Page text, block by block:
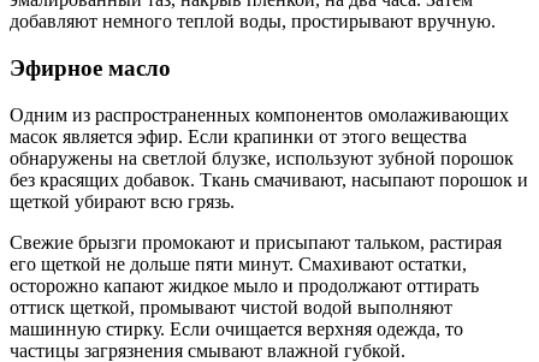
добавляют немного теплой воды, простирывают вручную.
Эфирное масло
Одним из распространенных компонентов омолаживающих
масок является эфир. Если крапинки от этого вещества
обнаружены на светлой блузке, используют зубной порошок
без красящих добавок. Ткань смачивают, насыпают порошок и
щеткой убирают всю грязь.
Свежие брызги промокают и присыпают тальком, растирая
его щеткой не дольше пяти минут. Смахивают остатки,
осторожно капают жидкое мыло и продолжают оттирать
оттиск щеткой, промывают чистой водой выполняют
машинную стирку. Если очищается верхняя одежда, то
частицы загрязнения смывают влажной губкой.